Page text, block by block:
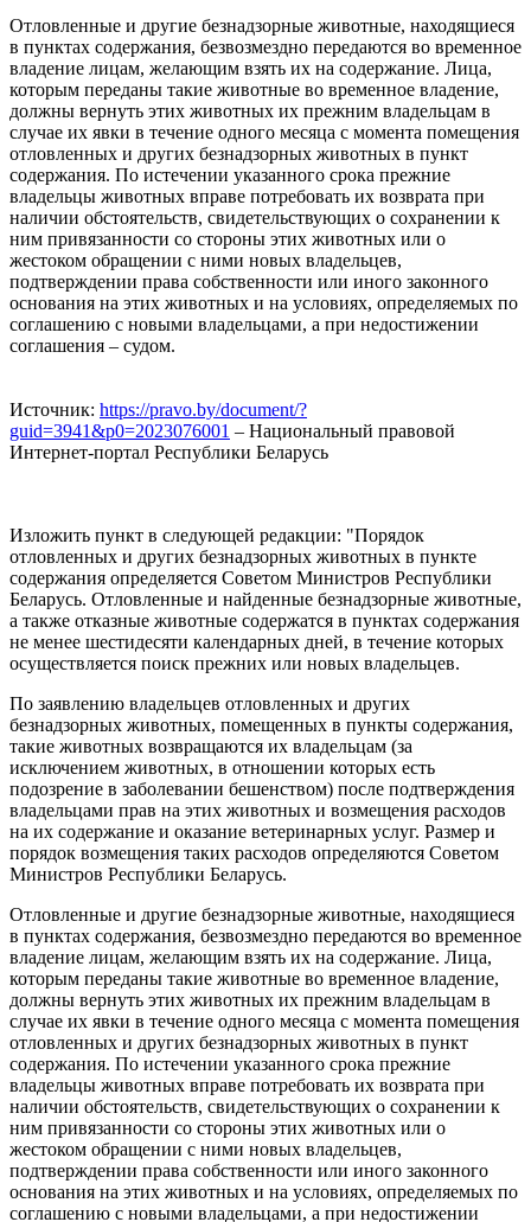
Отловленные и другие безнадзорные животные, находящиеся
в пунктах содержания, безвозмездно передаются во временное
владение лицам, желающим взять их на содержание. Лица,
которым переданы такие животные во временное владение,
должны вернуть этих животных их прежним владельцам в
случае их явки в течение одного месяца с момента помещения
отловленных и других безнадзорных животных в пункт
содержания. По истечении указанного срока прежние
владельцы животных вправе потребовать их возврата при
наличии обстоятельств, свидетельствующих о сохранении к
ним привязанности со стороны этих животных или о
жестоком обращении с ними новых владельцев,
подтверждении права собственности или иного законного
основания на этих животных и на условиях, определяемых по
соглашению с новыми владельцами, а при недостижении
соглашения – судом.
Источник: https://pravo.by/document/?
guid=3941&p0=2023076001 – Национальный правовой
Интернет-портал Республики Беларусь
Изложить пункт в следующей редакции: "Порядок
отловленных и других безнадзорных животных в пункте
содержания определяется Советом Министров Республики
Беларусь. Отловленные и найденные безнадзорные животные,
а также отказные животные содержатся в пунктах содержания
не менее шестидесяти календарных дней, в течение которых
осуществляется поиск прежних или новых владельцев.
По заявлению владельцев отловленных и других
безнадзорных животных, помещенных в пункты содержания,
такие животных возвращаются их владельцам (за
исключением животных, в отношении которых есть
подозрение в заболевании бешенством) после подтверждения
владельцами прав на этих животных и возмещения расходов
на их содержание и оказание ветеринарных услуг. Размер и
порядок возмещения таких расходов определяются Советом
Министров Республики Беларусь.
Отловленные и другие безнадзорные животные, находящиеся
в пунктах содержания, безвозмездно передаются во временное
владение лицам, желающим взять их на содержание. Лица,
которым переданы такие животные во временное владение,
должны вернуть этих животных их прежним владельцам в
случае их явки в течение одного месяца с момента помещения
отловленных и других безнадзорных животных в пункт
содержания. По истечении указанного срока прежние
владельцы животных вправе потребовать их возврата при
наличии обстоятельств, свидетельствующих о сохранении к
ним привязанности со стороны этих животных или о
жестоком обращении с ними новых владельцев,
подтверждении права собственности или иного законного
основания на этих животных и на условиях, определяемых по
соглашению с новыми владельцами, а при недостижении